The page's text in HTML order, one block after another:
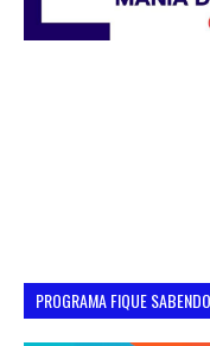
PROGRAMA FIQUE